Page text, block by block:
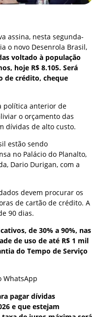
assina, nesta segunda-
o novo Desenrola Brasil,
voltado à população
hoje R$ 8.105. Será
de crédito, cheque
política anterior de
o orçamento das
dívidas de alto custo.
estão sendo
no Palácio do Planalto,
Dario Durigan, com a
devem procurar os
de cartão de crédito. A
90 dias.
de 30% a 90%, nas
de uso de até R$ 1 mil
do Tempo de Serviço
WhatsApp
pagar dívidas
e que estejam